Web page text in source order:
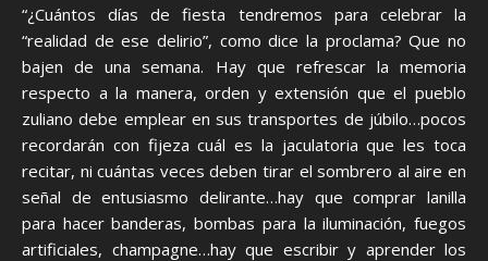
“¿Cuántos días de fiesta tendremos para celebrar la
“realidad de ese delirio”, como dice la proclama? Que no
bajen de una semana. Hay que refrescar la memoria
respecto a la manera, orden y extensión que el pueblo
zuliano debe emplear en sus transportes de júbilo…pocos
recordarán con fijeza cuál es la jaculatoria que les toca
recitar, ni cuántas veces deben tirar el sombrero al aire en
señal de entusiasmo delirante…hay que comprar lanilla
para hacer banderas, bombas para la iluminación, fuegos
artificiales, champagne…hay que escribir y aprender los